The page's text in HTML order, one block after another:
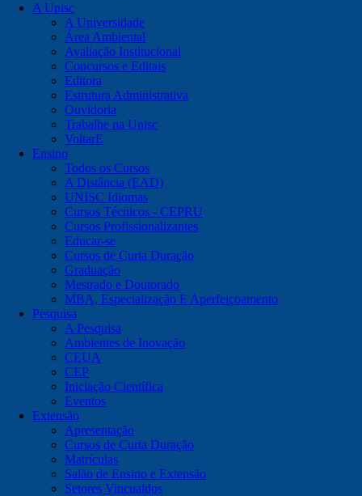
A Unisc
A Universidade
Área Ambiental
Avaliação Institucional
Concursos e Editais
Editora
Estrutura Administrativa
Ouvidoria
Trabalhe na Unisc
VoltarE
Ensino
Todos os Cursos
A Distância (EAD)
UNISC Idiomas
Cursos Técnicos - CEPRU
Cursos Profissionalizantes
Educar-se
Cursos de Curta Duração
Graduação
Mestrado e Doutorado
MBA, Especialização E Aperfeiçoamento
Pesquisa
A Pesquisa
Ambientes de Inovação
CEUA
CEP
Iniciação Científica
Eventos
Extensão
Apresentação
Cursos de Curta Duração
Matrículas
Salão de Ensino e Extensão
Setores Vincualdos